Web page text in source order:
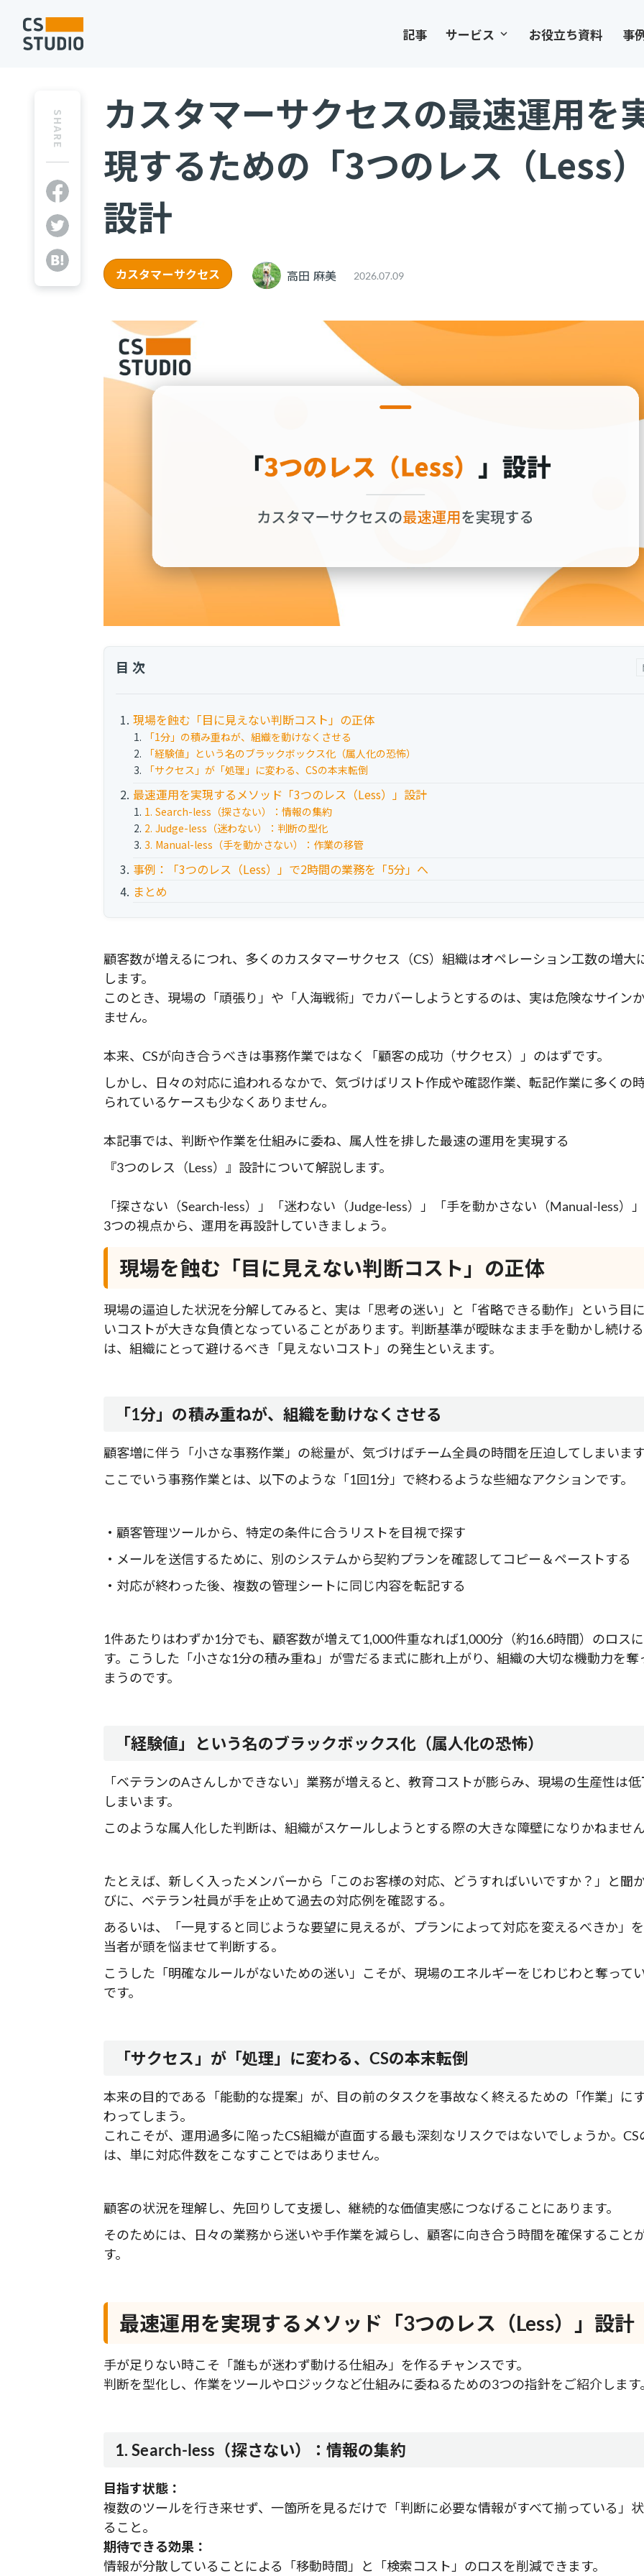
記事 サービス keyboard_arrow_down お役立ち資料 事
SHARE
カスタマーサクセスの最速運用を
現するための「3つのレス（Less）
設計
カスタマーサクセス 高田 麻美 2026.07.09
現場を蝕む「目に見えない判断コスト」の正体
「1分」の積み重ねが、組織を動けなくさせる
「経験値」という名のブラックボックス化（属人化の恐怖）
「サクセス」が「処理」に変わる、CSの本末転倒
最速運用を実現するメソッド「3つのレス（Less）」設計
1. Search-less（探さない）：情報の集約
2. Judge-less（迷わない）：判断の型化
3. Manual-less（手を動かさない）：作業の移管
事例：「3つのレス（Less）」で2時間の業務を「5分」へ
まとめ
目次
顧客数が増えるにつれ、多くのカスタマーサクセス（CS）組織はオペレーション工数の増大
します。
このとき、現場の「頑張り」や「人海戦術」でカバーしようとするのは、実は危険なサイン
ません。
本来、CSが向き合うべきは事務作業ではなく「顧客の成功（サクセス）」のはずです。
しかし、日々の対応に追われるなかで、気づけばリスト作成や確認作業、転記作業に多くの
られているケースも少なくありません。
本記事では、判断や作業を仕組みに委ね、属人性を排した最速の運用を実現する
『3つのレス（Less）』設計について解説します。
「探さない（Search-less）」「迷わない（Judge-less）」「手を動かさない（Manual-less）
3つの視点から、運用を再設計していきましょう。
現場を蝕む「目に見えない判断コスト」の正体
現場の逼迫した状況を分解してみると、実は「思考の迷い」と「省略できる動作」という目
いコストが大きな負債となっていることがあります。判断基準が曖昧なまま手を動かし続け
は、組織にとって避けるべき「見えないコスト」の発生といえます。
「1分」の積み重ねが、組織を動けなくさせる
顧客増に伴う「小さな事務作業」の総量が、気づけばチーム全員の時間を圧迫してしまいます
ここでいう事務作業とは、以下のような「1回1分」で終わるような些細なアクションです。
・顧客管理ツールから、特定の条件に合うリストを目視で探す
・メールを送信するために、別のシステムから契約プランを確認してコピー＆ペーストする
・対応が終わった後、複数の管理シートに同じ内容を転記する
1件あたりはわずか1分でも、顧客数が増えて1,000件重なれば1,000分（約16.6時間）のロス
す。こうした「小さな1分の積み重ね」が雪だるま式に膨れ上がり、組織の大切な機動力を奪
まうのです。
「経験値」という名のブラックボックス化（属人化の恐怖）
「ベテランのAさんしかできない」業務が増えると、教育コストが膨らみ、現場の生産性は低
しまいます。
このような属人化した判断は、組織がスケールしようとする際の大きな障壁になりかねません
たとえば、新しく入ったメンバーから「このお客様の対応、どうすればいいですか？」と聞
びに、ベテラン社員が手を止めて過去の対応例を確認する。
あるいは、「一見すると同じような要望に見えるが、プランによって対応を変えるべきか」
当者が頭を悩ませて判断する。
こうした「明確なルールがないための迷い」こそが、現場のエネルギーをじわじわと奪って
です。
「サクセス」が「処理」に変わる、CSの本末転倒
本来の目的である「能動的な提案」が、目の前のタスクを事故なく終えるための「作業」に
わってしまう。
これこそが、運用過多に陥ったCS組織が直面する最も深刻なリスクではないでしょうか。 CS
は、単に対応件数をこなすことではありません。
顧客の状況を理解し、先回りして支援し、継続的な価値実感につなげることにあります。
そのためには、日々の業務から迷いや手作業を減らし、顧客に向き合う時間を確保すること
す。
最速運用を実現するメソッド「3つのレス（Less）」設計
手が足りない時こそ「誰もが迷わず動ける仕組み」を作るチャンスです。
判断を型化し、作業をツールやロジックなど仕組みに委ねるための3つの指針をご紹介します。
1. Search-less（探さない）：情報の集約
目指す状態：
複数のツールを行き来せず、一箇所を見るだけで「判断に必要な情報がすべて揃っている」
ること。
期待できる効果：
情報が分散していることによる「移動時間」と「検索コスト」のロスを削減できます。